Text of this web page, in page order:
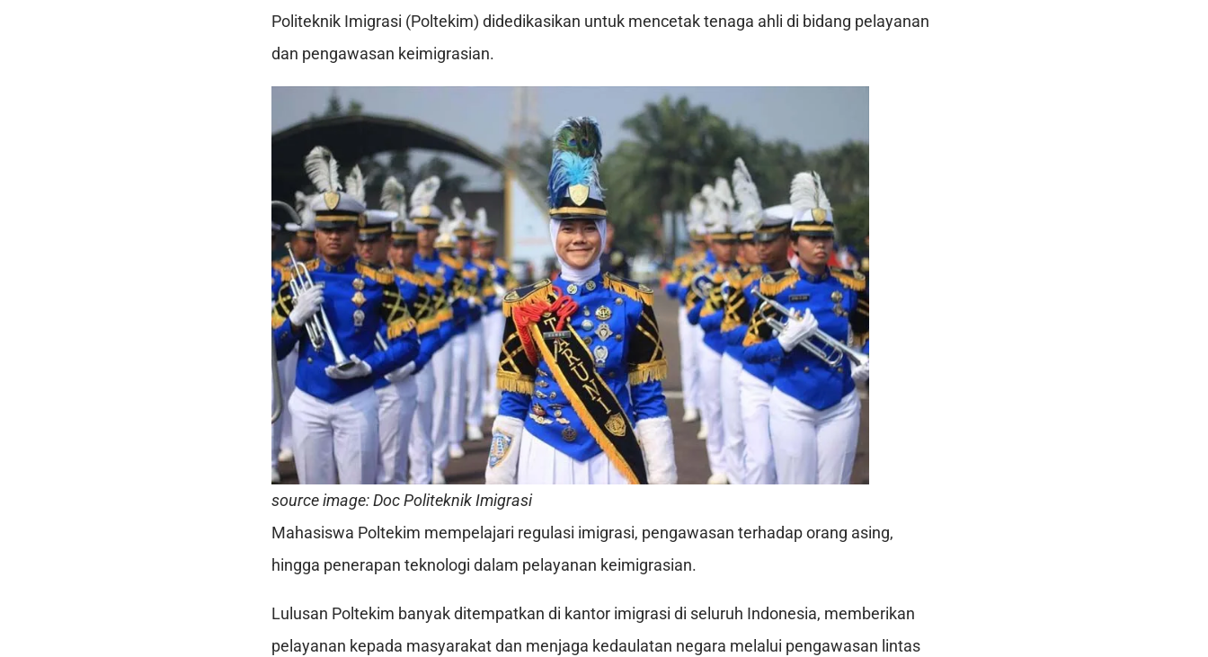
Politeknik Imigrasi (Poltekim) didedikasikan untuk mencetak tenaga ahli di bidang pelayanan
dan pengawasan keimigrasian.
source image: Doc Politeknik Imigrasi
Mahasiswa Poltekim mempelajari regulasi imigrasi, pengawasan terhadap orang asing,
hingga penerapan teknologi dalam pelayanan keimigrasian.
Lulusan Poltekim banyak ditempatkan di kantor imigrasi di seluruh Indonesia, memberikan
pelayanan kepada masyarakat dan menjaga kedaulatan negara melalui pengawasan lintas